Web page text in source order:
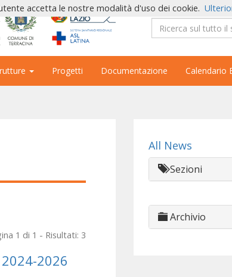
Progetti Documentazione Calendario
1 di 1 - Risultati: 3
2026
All News
Sezioni
Archivio
accetta le nostre modalità d'uso dei cookie.